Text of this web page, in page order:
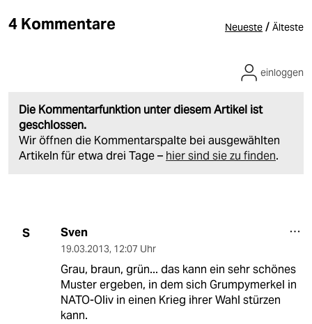
4 Kommentare Neueste / Älteste
Die Kommentarfunktion unter diesem Artikel ist
geschlossen.
Wir öffnen die Kommentarspalte bei ausgewählten
Artikeln für etwa drei Tage – hier sind sie zu finden.
einloggen
S Sven
19.03.2013, 12:07 Uhr
Grau, braun, grün... das kann ein sehr schönes
Muster ergeben, in dem sich Grumpymerkel in
NATO-Oliv in einen Krieg ihrer Wahl stürzen
kann.